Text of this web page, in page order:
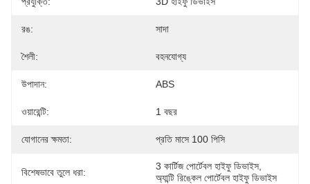
রঙ: সাদা
শৈলী: বহনযোগ্য
উপাদান: ABS
ওয়ারেন্টি: 1 বছর
যোগানের ক্ষমতা: প্রতি মাসে 100 পিসি
বিশেষভাবে তুলে ধরা:
3 কার্টিজ পোর্টেবল হাইফু ডিভাইস
অ্যান্টি রিঙ্কেল পোর্টেবল হাইফু ডিভাইস